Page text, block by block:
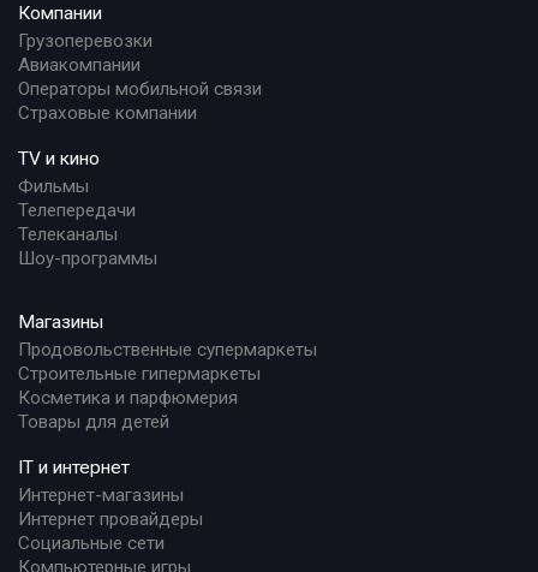
Компании
Грузоперевозки
Авиакомпании
Операторы мобильной связи
Страховые компании
TV и кино
Фильмы
Телепередачи
Телеканалы
Шоу-программы
Магазины
Продовольственные супермаркеты
Строительные гипермаркеты
Косметика и парфюмерия
Товары для детей
IT и интернет
Интернет-магазины
Интернет провайдеры
Социальные сети
Компьютерные игры